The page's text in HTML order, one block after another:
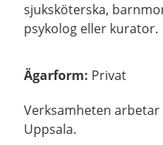
sjuksköterska,
psykolog eller kurator.
Ägarform: Privat
Verksamheten
Uppsala.